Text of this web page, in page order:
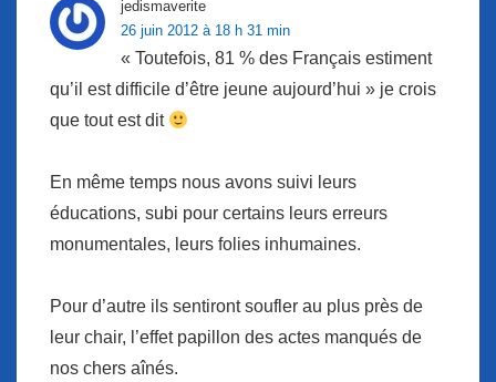
jedismaverite
26 juin 2012 à 18 h 31 min
« Toutefois, 81 % des Français estiment
qu’il est difficile d’être jeune aujourd’hui » je crois
que tout est dit
En même temps nous avons suivi leurs
éducations, subi pour certains leurs erreurs
monumentales, leurs folies inhumaines.
Pour d’autre ils sentiront soufler au plus près de
leur chair, l’effet papillon des actes manqués de
nos chers aînés.